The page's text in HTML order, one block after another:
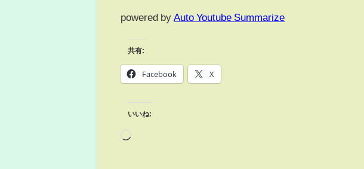
powered by Auto Youtube Summarize
共有:
Facebook X
いいね: